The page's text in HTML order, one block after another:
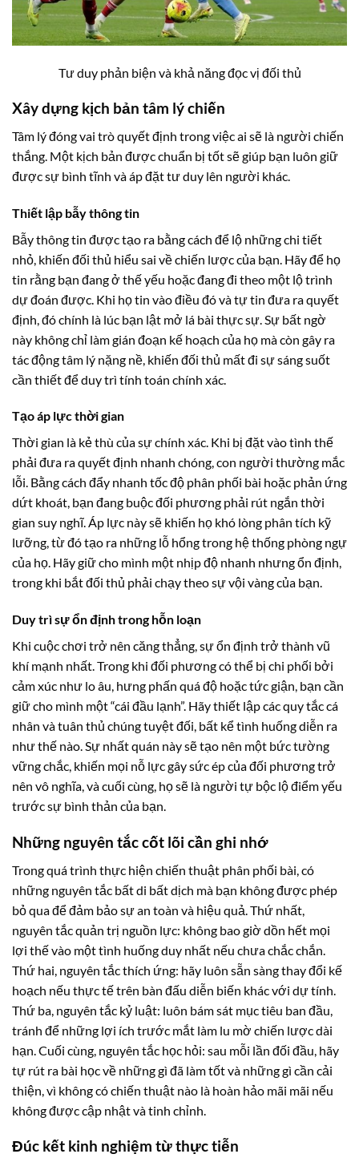
Tư duy phản biện và khả năng đọc vị đối thủ
Xây dựng kịch bản tâm lý chiến
Tâm lý đóng vai trò quyết định trong việc ai sẽ là người chiến
thắng. Một kịch bản được chuẩn bị tốt sẽ giúp bạn luôn giữ
được sự bình tĩnh và áp đặt tư duy lên người khác.
Thiết lập bẫy thông tin
Bẫy thông tin được tạo ra bằng cách để lộ những chi tiết
nhỏ, khiến đối thủ hiểu sai về chiến lược của bạn. Hãy để họ
tin rằng bạn đang ở thế yếu hoặc đang đi theo một lộ trình
dự đoán được. Khi họ tin vào điều đó và tự tin đưa ra quyết
định, đó chính là lúc bạn lật mở lá bài thực sự. Sự bất ngờ
này không chỉ làm gián đoạn kế hoạch của họ mà còn gây ra
tác động tâm lý nặng nề, khiến đối thủ mất đi sự sáng suốt
cần thiết để duy trì tính toán chính xác.
Tạo áp lực thời gian
Thời gian là kẻ thù của sự chính xác. Khi bị đặt vào tình thế
phải đưa ra quyết định nhanh chóng, con người thường mắc
lỗi. Bằng cách đẩy nhanh tốc độ phân phối bài hoặc phản ứng
dứt khoát, bạn đang buộc đối phương phải rút ngắn thời
gian suy nghĩ. Áp lực này sẽ khiến họ khó lòng phân tích kỹ
lưỡng, từ đó tạo ra những lỗ hổng trong hệ thống phòng ngự
của họ. Hãy giữ cho mình một nhịp độ nhanh nhưng ổn định,
trong khi bắt đối thủ phải chạy theo sự vội vàng của bạn.
Duy trì sự ổn định trong hỗn loạn
Khi cuộc chơi trở nên căng thẳng, sự ổn định trở thành vũ
khí mạnh nhất. Trong khi đối phương có thể bị chi phối bởi
cảm xúc như lo âu, hưng phấn quá độ hoặc tức giận, bạn cần
giữ cho mình một “cái đầu lạnh”. Hãy thiết lập các quy tắc cá
nhân và tuân thủ chúng tuyệt đối, bất kể tình huống diễn ra
như thế nào. Sự nhất quán này sẽ tạo nên một bức tường
vững chắc, khiến mọi nỗ lực gây sức ép của đối phương trở
nên vô nghĩa, và cuối cùng, họ sẽ là người tự bộc lộ điểm yếu
trước sự bình thản của bạn.
Những nguyên tắc cốt lõi cần ghi nhớ
Trong quá trình thực hiện chiến thuật phân phối bài, có
những nguyên tắc bất di bất dịch mà bạn không được phép
bỏ qua để đảm bảo sự an toàn và hiệu quả. Thứ nhất,
nguyên tắc quản trị nguồn lực: không bao giờ dồn hết mọi
lợi thế vào một tình huống duy nhất nếu chưa chắc chắn.
Thứ hai, nguyên tắc thích ứng: hãy luôn sẵn sàng thay đổi kế
hoạch nếu thực tế trên bàn đấu diễn biến khác với dự tính.
Thứ ba, nguyên tắc kỷ luật: luôn bám sát mục tiêu ban đầu,
tránh để những lợi ích trước mắt làm lu mờ chiến lược dài
hạn. Cuối cùng, nguyên tắc học hỏi: sau mỗi lần đối đầu, hãy
tự rút ra bài học về những gì đã làm tốt và những gì cần cải
thiện, vì không có chiến thuật nào là hoàn hảo mãi mãi nếu
không được cập nhật và tinh chỉnh.
Đúc kết kinh nghiệm từ thực tiễn